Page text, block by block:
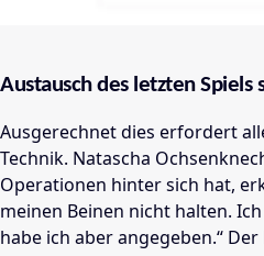
Austausch des letzten Spiels
Ausgerechnet dies erfordert
Technik. Natascha
Operationen hinter sich hat,
meinen Beinen nicht halten.
habe ich aber angegeben.“